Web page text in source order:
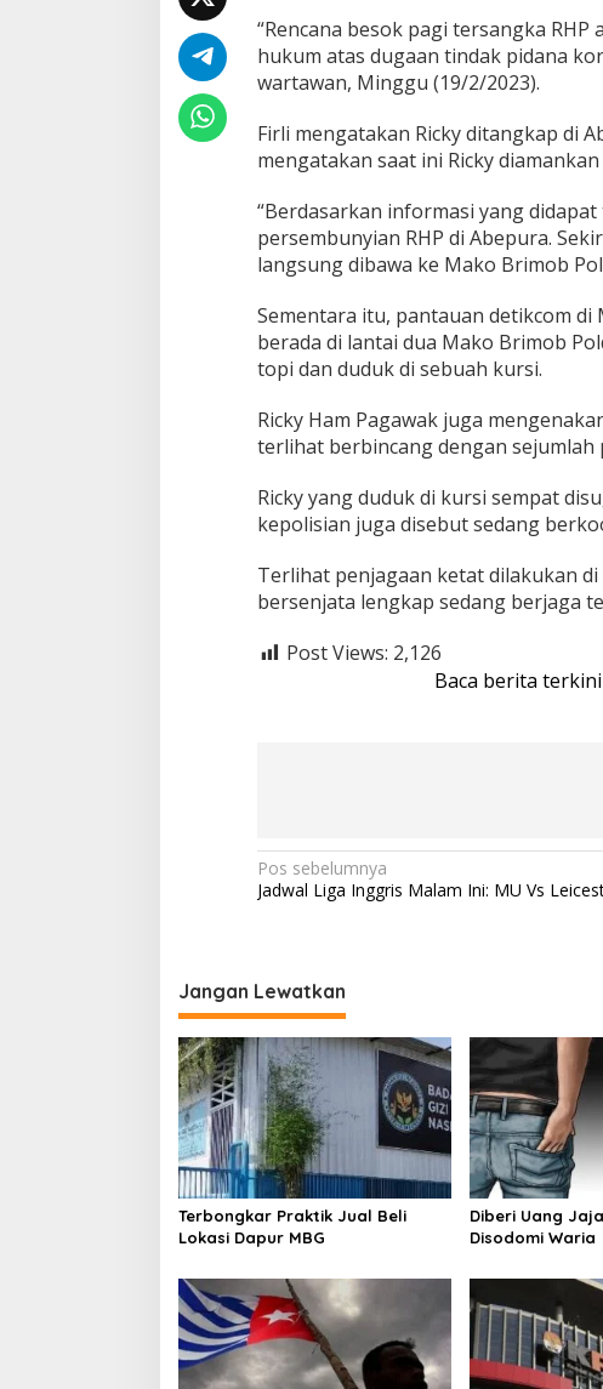
a
h
D
i
a
w
a
e
J
a
k
r
t
a
e
o
“Rencana besok pagi tersangka
hukum atas dugaan tindak pidana
wartawan, Minggu (19/2/2023).
Firli mengatakan Ricky ditangkap di
mengatakan saat ini Ricky
“Berdasarkan informasi yang
persembunyian RHP di Abepura.
langsung dibawa ke Mako Brimob
Sementara itu, pantauan detikcom di
berada di lantai dua Mako Brimob
topi dan duduk di sebuah kursi.
Ricky Ham Pagawak juga
terlihat berbincang dengan sejumlah
Ricky yang duduk di kursi sempat
kepolisian juga disebut sedang
Terlihat penjagaan ketat dilakukan
bersenjata lengkap sedang berjaga
Post Views: 2,126
Baca berita
N
a
i
g
a
s
i
p
o
s
Pos sebelumnya
Jadwal Liga Inggris Malam Ini: MU Vs
Jangan Lewatkan
Terbongkar Praktik Jual Beli
Lokasi Dapur MBG
Diberi Uang
Disodomi Waria